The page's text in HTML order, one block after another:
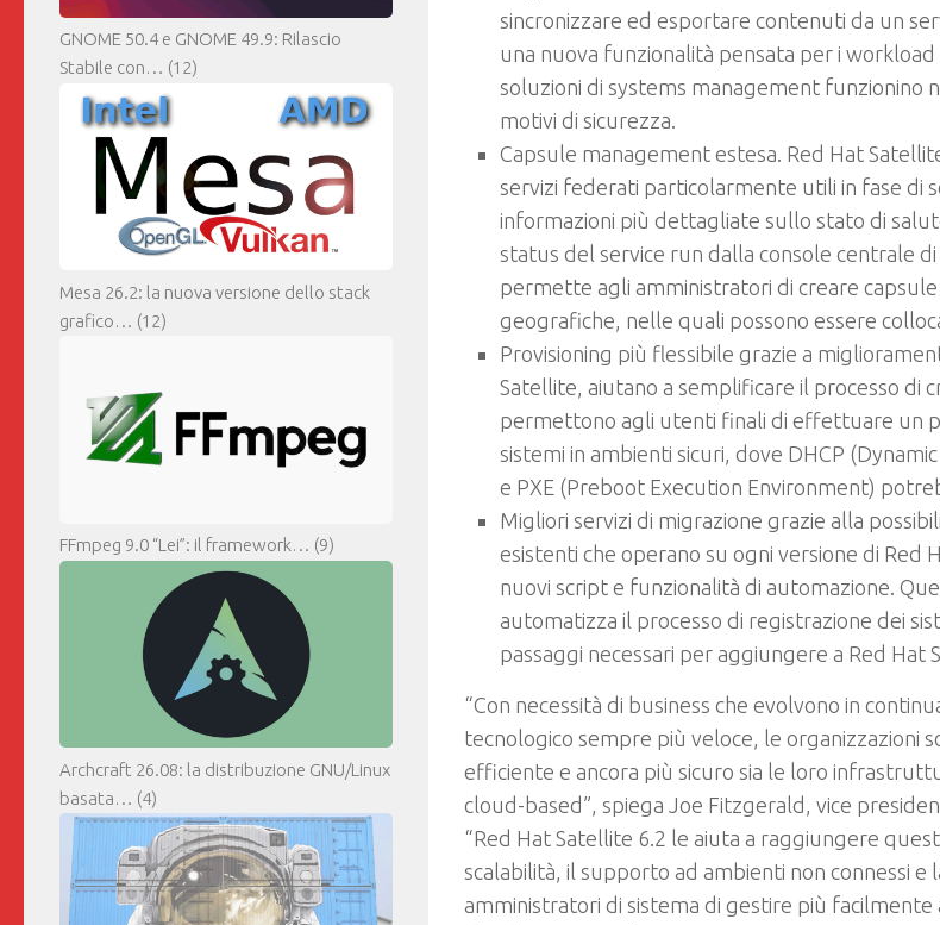
sincronizzare ed esportare contenuti da un
una nuova funzionalità pensata per i workload
soluzioni di systems management funzionino
motivi di sicurezza.
Capsule management estesa. Red Hat
servizi federati particolarmente utili in fase di
informazioni più dettagliate sullo stato di
status del service run dalla console centrale
permette agli amministratori di creare
geografiche, nelle quali possono essere
Provisioning più flessibile grazie a
Satellite, aiutano a semplificare il processo di
permettono agli utenti finali di effettuare un
sistemi in ambienti sicuri, dove DHCP
e PXE (Preboot Execution Environment)
Migliori servizi di migrazione grazie alla
esistenti che operano su ogni versione di Red
nuovi script e funzionalità di automazione.
automatizza il processo di registrazione dei
passaggi necessari per aggiungere a Red Hat
“Con necessità di business che evolvono in
tecnologico sempre più veloce, le organizzazioni
efficiente e ancora più sicuro sia le loro
cloud-based”, spiega Joe Fitzgerald, vice
“Red Hat Satellite 6.2 le aiuta a raggiungere
scalabilità, il supporto ad ambienti non connessi e
amministratori di sistema di gestire più
GNOME 50.4 e GNOME 49.9: Rilascio
Stabile con… (12)
Mesa 26.2: la nuova versione dello stack
grafico… (12)
FFmpeg 9.0 “Lei”: il framework… (9)
Archcraft 26.08: la distribuzione GNU/Linux
basata… (4)